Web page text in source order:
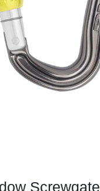
Screwgate